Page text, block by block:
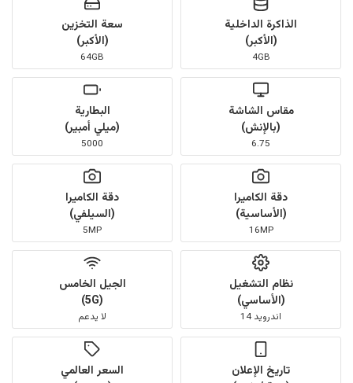
الذاكرة الداخلية
(الأكبر)
4GB
سعة التخزين
(الأكبر)
64GB
مقاس الشاشة
(بالإنش)
6.75
البطارية
(ميلي أمبير)
5000
دقة الكاميرا
(الأساسية)
16MP
دقة الكاميرا
(السيلفي)
5MP
نظام التشغيل
(الأساسي)
اندرويد 14
الجيل الخامس
(5G)
لا يدعم
تاريخ الإعلان
السعر العالمي